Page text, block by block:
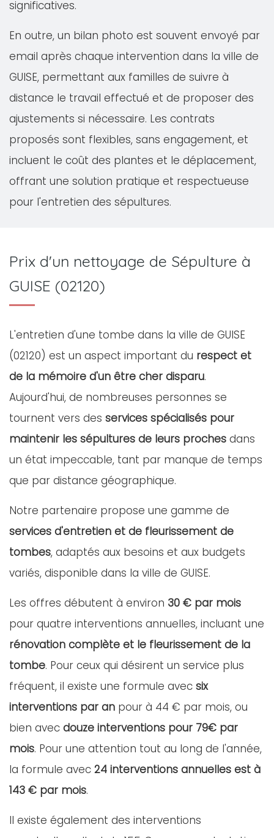
significatives.
En outre, un bilan photo est souvent envoyé par
email après chaque intervention dans la ville de
GUISE, permettant aux familles de suivre à
distance le travail effectué et de proposer des
ajustements si nécessaire. Les contrats
proposés sont flexibles, sans engagement, et
incluent le coût des plantes et le déplacement,
offrant une solution pratique et respectueuse
pour l'entretien des sépultures.
Prix d'un nettoyage de Sépulture à
GUISE (02120)
L'entretien d'une tombe dans la ville de GUISE
(02120) est un aspect important du respect et
de la mémoire d'un être cher disparu.
Aujourd'hui, de nombreuses personnes se
tournent vers des services spécialisés pour
maintenir les sépultures de leurs proches dans
un état impeccable, tant par manque de temps
que par distance géographique.
Notre partenaire propose une gamme de
services d'entretien et de fleurissement de
tombes, adaptés aux besoins et aux budgets
variés, disponible dans la ville de GUISE.
Les offres débutent à environ 30 € par mois
pour quatre interventions annuelles, incluant une
rénovation complète et le fleurissement de la
tombe. Pour ceux qui désirent un service plus
fréquent, il existe une formule avec six
interventions par an pour à 44 € par mois, ou
bien avec douze interventions pour 79€ par
mois. Pour une attention tout au long de l'année,
la formule avec 24 interventions annuelles est à
143 € par mois.
Il existe également des interventions